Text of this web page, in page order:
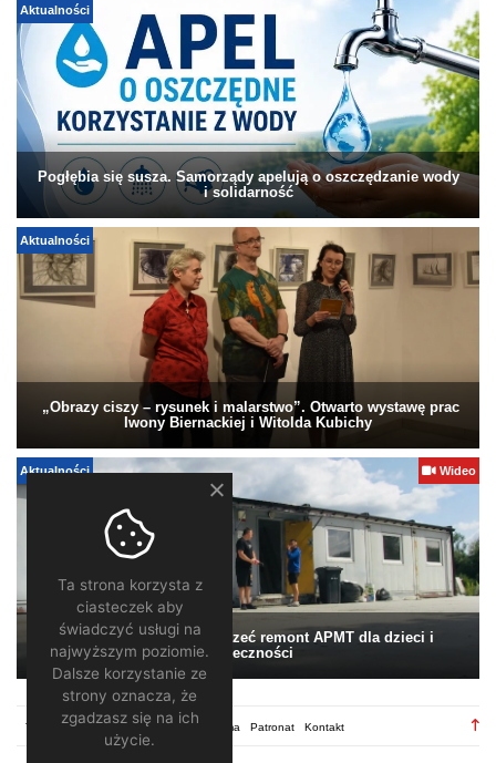
Aktualności
Pogłębia się susza. Samorządy apelują o oszczędzanie wody
i solidarność
Aktualności
„Obrazy ciszy – rysunek i malarstwo”. Otwarto wystawę prac
Iwony Biernackiej i Witolda Kubichy
Aktualności Wideo
Pomagamy. Warto wesprzeć remont APMT dla dzieci i
społeczności
Regulamin Redakcja Reklama Patronat Kontakt
Ta strona korzysta z
ciasteczek aby
świadczyć usługi na
najwyższym poziomie.
Dalsze korzystanie ze
strony oznacza, że
zgadzasz się na ich
użycie.